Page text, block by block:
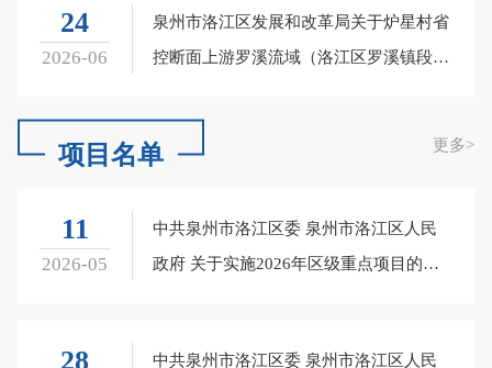
24
2026-06
泉州市洛江区发展和改革局关于炉星村省
控断面上游罗溪流域（洛江区罗溪镇段）
告的复函
项目名单 更多>
11
2026-05
中共泉州市洛江区委 泉州市洛江区人民
政府 关于实施2026年区级重点项目的通
28 中共泉州市洛江区委 泉州市洛江区人民